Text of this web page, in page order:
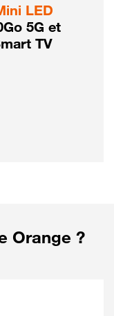
LED
5G et
TV
Orange ?